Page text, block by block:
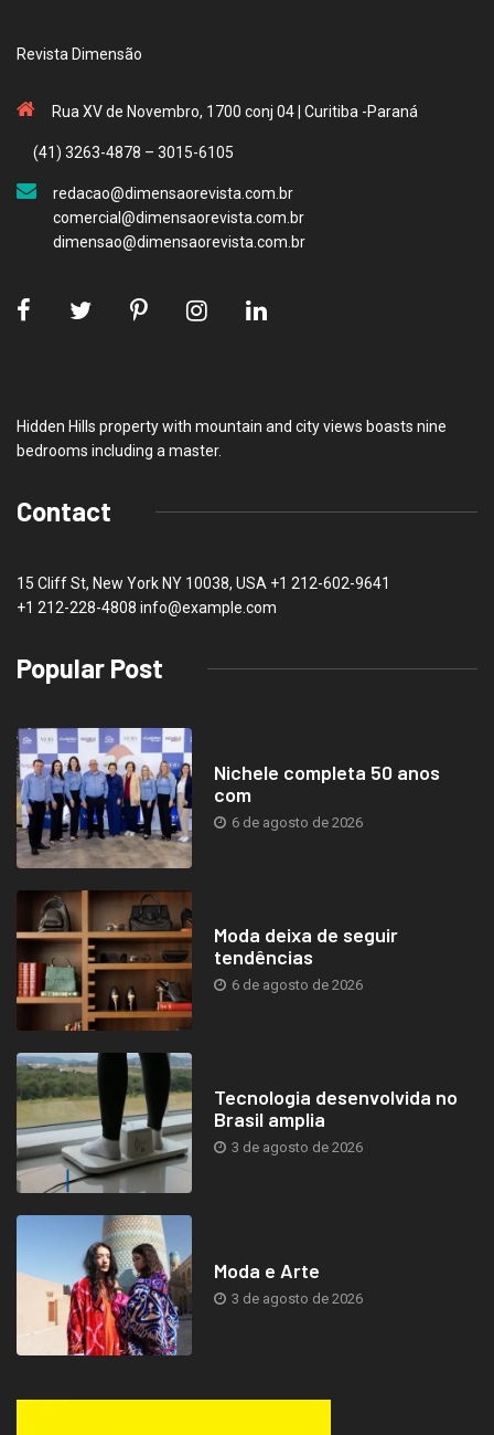
Revista Dimensão
Rua XV de Novembro, 1700 conj 04 | Curitiba -Paraná
(41) 3263-4878 – 3015-6105
redacao@dimensaorevista.com.br
comercial@dimensaorevista.com.br
dimensao@dimensaorevista.com.br
Hidden Hills property with mountain and city views boasts nine
bedrooms including a master.
Contact
15 Cliff St, New York NY 10038, USA +1 212-602-9641
+1 212-228-4808 info@example.com
Popular Post
Nichele completa 50 anos
com
6 de agosto de 2026
Moda deixa de seguir
tendências
6 de agosto de 2026
Tecnologia desenvolvida no
Brasil amplia
3 de agosto de 2026
Moda e Arte
3 de agosto de 2026